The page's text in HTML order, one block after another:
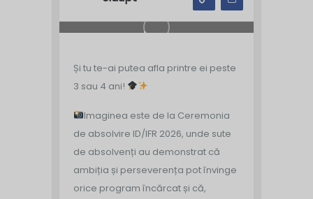
Și tu te-ai putea afla printre ei peste
3 sau 4 ani!
Imaginea este de la Ceremonia
de absolvire ID/IFR 2026, unde sute
de absolvenți au demonstrat că
ambiția și perseverența pot învinge
orice program încărcat și că,